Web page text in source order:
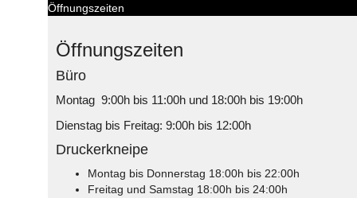
Öffnungszeiten
Öffnungszeiten
Büro
Montag 9:00h bis 11:00h und 18:00h bis 19:00h
Dienstag bis Freitag: 9:00h bis 12:00h
Druckerkneipe
Montag bis Donnerstag 18:00h bis 22:00h
Freitag und Samstag 18:00h bis 24:00h